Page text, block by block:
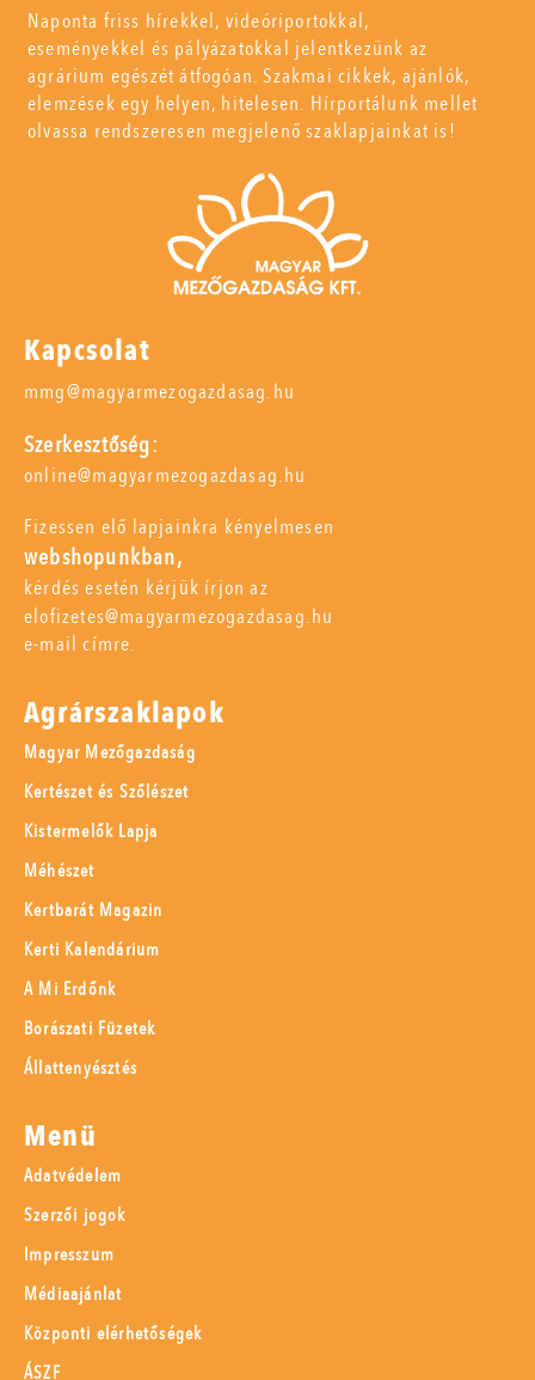
Naponta friss hírekkel, videóriportokkal,
eseményekkel és pályázatokkal jelentkezünk az
agrárium egészét átfogóan. Szakmai cikkek, ajánlók,
elemzések egy helyen, hitelesen. Hírportálunk mellet
olvassa rendszeresen megjelenő szaklapjainkat is!
Kapcsolat
mmg@magyarmezogazdasag.hu
Szerkesztőség:
online@magyarmezogazdasag.hu
Fizessen elő lapjainkra kényelmesen
webshopunkban,
kérdés esetén kérjük írjon az
elofizetes@magyarmezogazdasag.hu
e-mail címre.
Agrárszaklapok
Magyar Mezőgazdaság
Kertészet és Szőlészet
Kistermelők Lapja
Méhészet
Kertbarát Magazin
Kerti Kalendárium
A Mi Erdőnk
Borászati Füzetek
Állattenyésztés
Menü
Adatvédelem
Szerzői jogok
Impresszum
Médiaajánlat
Központi elérhetőségek
ÁSZF